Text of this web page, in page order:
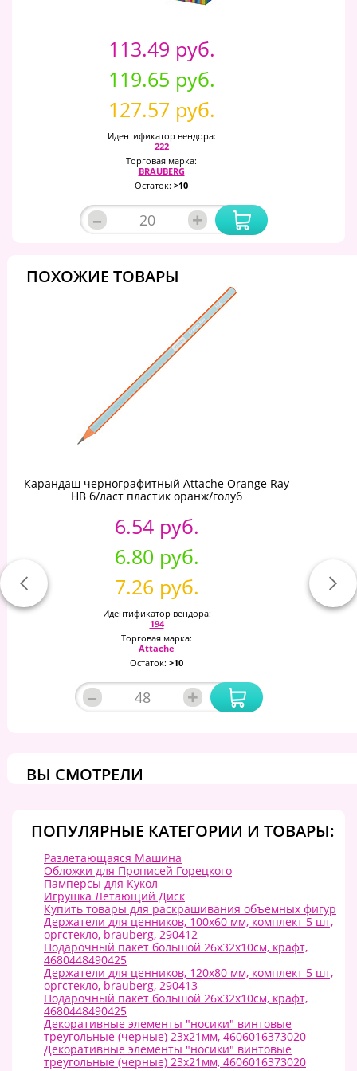
113.49 руб.
119.65 руб.
127.57 руб.
Идентификатор вендора:
222
Торговая марка:
BRAUBERG
Остаток: >10
– +
ПОХОЖИЕ ТОВАРЫ
Карандаш чернографитный Attache Orange Ray
HB б/ласт пластик оранж/голуб
6.54 руб.
6.80 руб.
7.26 руб.
Идентификатор вендора:
194
Торговая марка:
Attache
Остаток: >10
– +
ВЫ СМОТРЕЛИ
ПОПУЛЯРНЫЕ КАТЕГОРИИ И ТОВАРЫ:
Разлетающаяся Машина
Обложки для Прописей Горецкого
Памперсы для Кукол
Игрушка Летающий Диск
Купить товары для раскрашивания объемных фигур
Держатели для ценников, 100х60 мм, комплект 5 шт,
оргстекло, brauberg, 290412
Подарочный пакет большой 26x32x10см, крафт,
4680448490425
Держатели для ценников, 120х80 мм, комплект 5 шт,
оргстекло, brauberg, 290413
Подарочный пакет большой 26x32x10см, крафт,
4680448490425
Декоративные элементы "носики" винтовые
треугольные (черные) 23х21мм, 4606016373020
Декоративные элементы "носики" винтовые
треугольные (черные) 23х21мм, 4606016373020